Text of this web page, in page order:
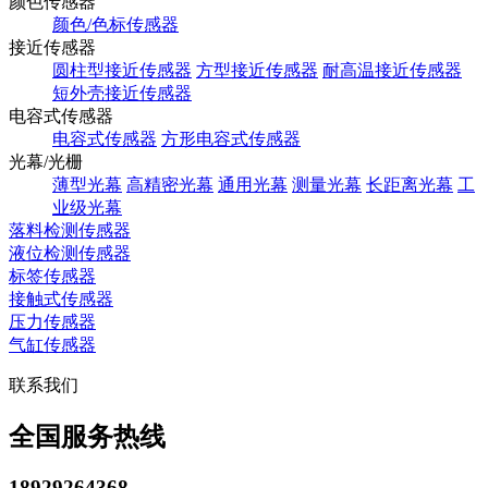
颜色/色标传感器
接近传感器
圆柱型接近传感器 方型接近传感器 耐高温接近传感器
短外壳接近传感器
电容式传感器
电容式传感器 方形电容式传感器
光幕/光栅
薄型光幕 高精密光幕 通用光幕 测量光幕 长距离光幕 工
业级光幕
落料检测传感器
液位检测传感器
标签传感器
接触式传感器
压力传感器
气缸传感器
联系我们
全国服务热线